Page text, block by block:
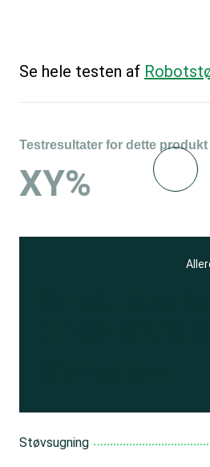
Se hele testen af
Testresultater for dette produkt
XY%
Støvsugning